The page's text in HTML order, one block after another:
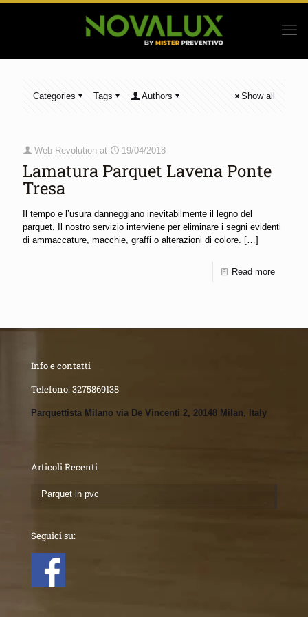
Categories Tags Authors Show all
Web Revolution at 19/04/2018
Lamatura Parquet Lavena Ponte
Tresa
Il tempo e l’usura danneggiano inevitabilmente il legno del
parquet. Il nostro servizio interviene per eliminare i segni evidenti
di ammaccature, macchie, graffi o alterazioni di colore. […]
Read more
Info e contatti
Telefono:3275869138
Parquettista Milano via De Vincenti 2, 20148 Milan, Italy
Articoli Recenti
Parquet in pvc
Seguici su: